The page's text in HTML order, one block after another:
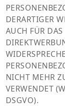
DERARTIGER
AUCH FÜR
NICHT MEHR
VERWENDET
DSGVO).